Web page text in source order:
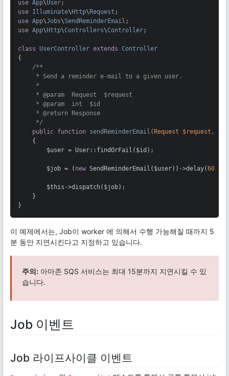
use App\User
use Illuminate\Http\Request
use App\Jobs\SendReminderEmail
use App\Http\Controllers\Controller;
class UserController extends Controller
{
/**
     * Send a reminder e-mail to a given user.
     *
     *
@param
  Request  $request
     *
@param
  int  $id
     *
@return Response
     */
public function sendReminderEmail (Request $request,
{
        $user = User::findOrFail($id);
        $job = (
new SendReminderEmail($user))->delay(60
        $this->dispatch($job);
    }
}
이 예제에서는, Job이 worker 에 의해서 수행 가능해질 때까지 5
분 동안 지연시킨다고 지정하고 있습니다.
주의: 아마존 SQS 서비스는 최대 15분까지 지연시킬 수 있
습니다.
Job 이벤트
Job 라이프사이클 이벤트